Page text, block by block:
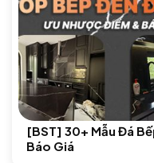
[BST] 30+ Mẫu Đá
Báo Giá